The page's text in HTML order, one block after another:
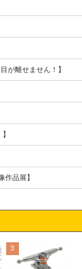
が離せません！】
作品展】
3